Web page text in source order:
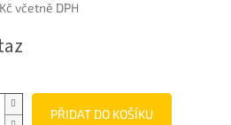
včetně DPH
PŘIDAT DO KOŠÍKU